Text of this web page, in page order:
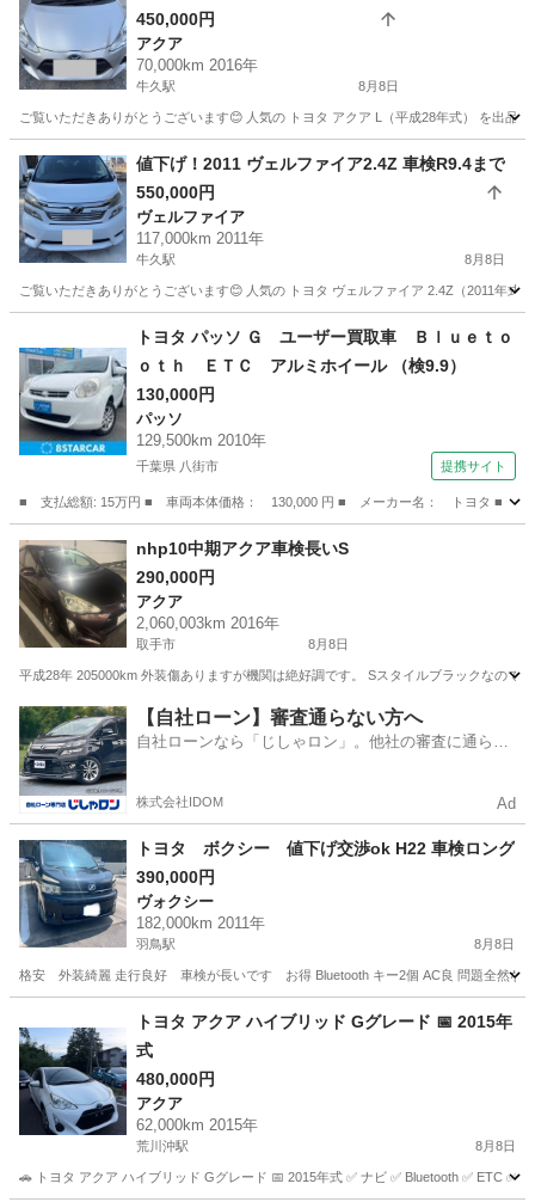
450,000円
アクア
70,000km 2016年
牛久駅 8月8日
ご覧いただきありがとうございます😊 人気の トヨタ アクア L（平成28年式） を出
茨城 牛久市 牛久駅 アクア
値下げ！2011 ヴェルファイア2.4Z 車検R9.4まで
550,000円
ヴェルファイア
117,000km 2011年
牛久駅 8月8日
ご覧いただきありがとうございます😊 人気の トヨタ ヴェルファイア 2.4Z（2011
牛久駅 ヴェルファイア 車両
トヨタ パッソ Ｇ ユーザー買取車 Ｂｌｕｅｔｏ
ｏｔｈ ＥＴＣ アルミホイール （検9.9）
130,000円
パッソ
129,500km 2010年
千葉県 八街市 提携サイト
■ 支払総額: 15万円 ■ 車両本体価格： 130,000 円 ■ メーカー名： トヨタ ■
千葉 八街市
nhp10中期アクア車検長いS
290,000円
アクア
2,060,003km 2016年
取手市 8月8日
平成28年 205000km 外装傷ありますが機関は絶好調です。 Sスタイルブラックなの
茨城 取手市 アクア ホーン
【自社ローン】審査通らない方へ
自社ローンなら「じしゃロン」。他社の審査に通らな
株式会社IDOM Ad
トヨタ ボクシー 値下げ交渉ok H22 車検ロング
390,000円
ヴォクシー
182,000km 2011年
羽鳥駅 8月8日
格安 外装綺麗 走行良好 車検が長いです お得 Bluetooth キー2個 AC良 問題全然な
羽鳥駅 ヴォクシー
トヨタ アクア ハイブリッド Gグレード 📅 2015年
式
480,000円
アクア
62,000km 2015年
荒川沖駅 8月8日
🚗 トヨタ アクア ハイブリッド Gグレード 📅 2015年式 ✅ ナビ ✅ Bluetooth ✅ ETC ✅